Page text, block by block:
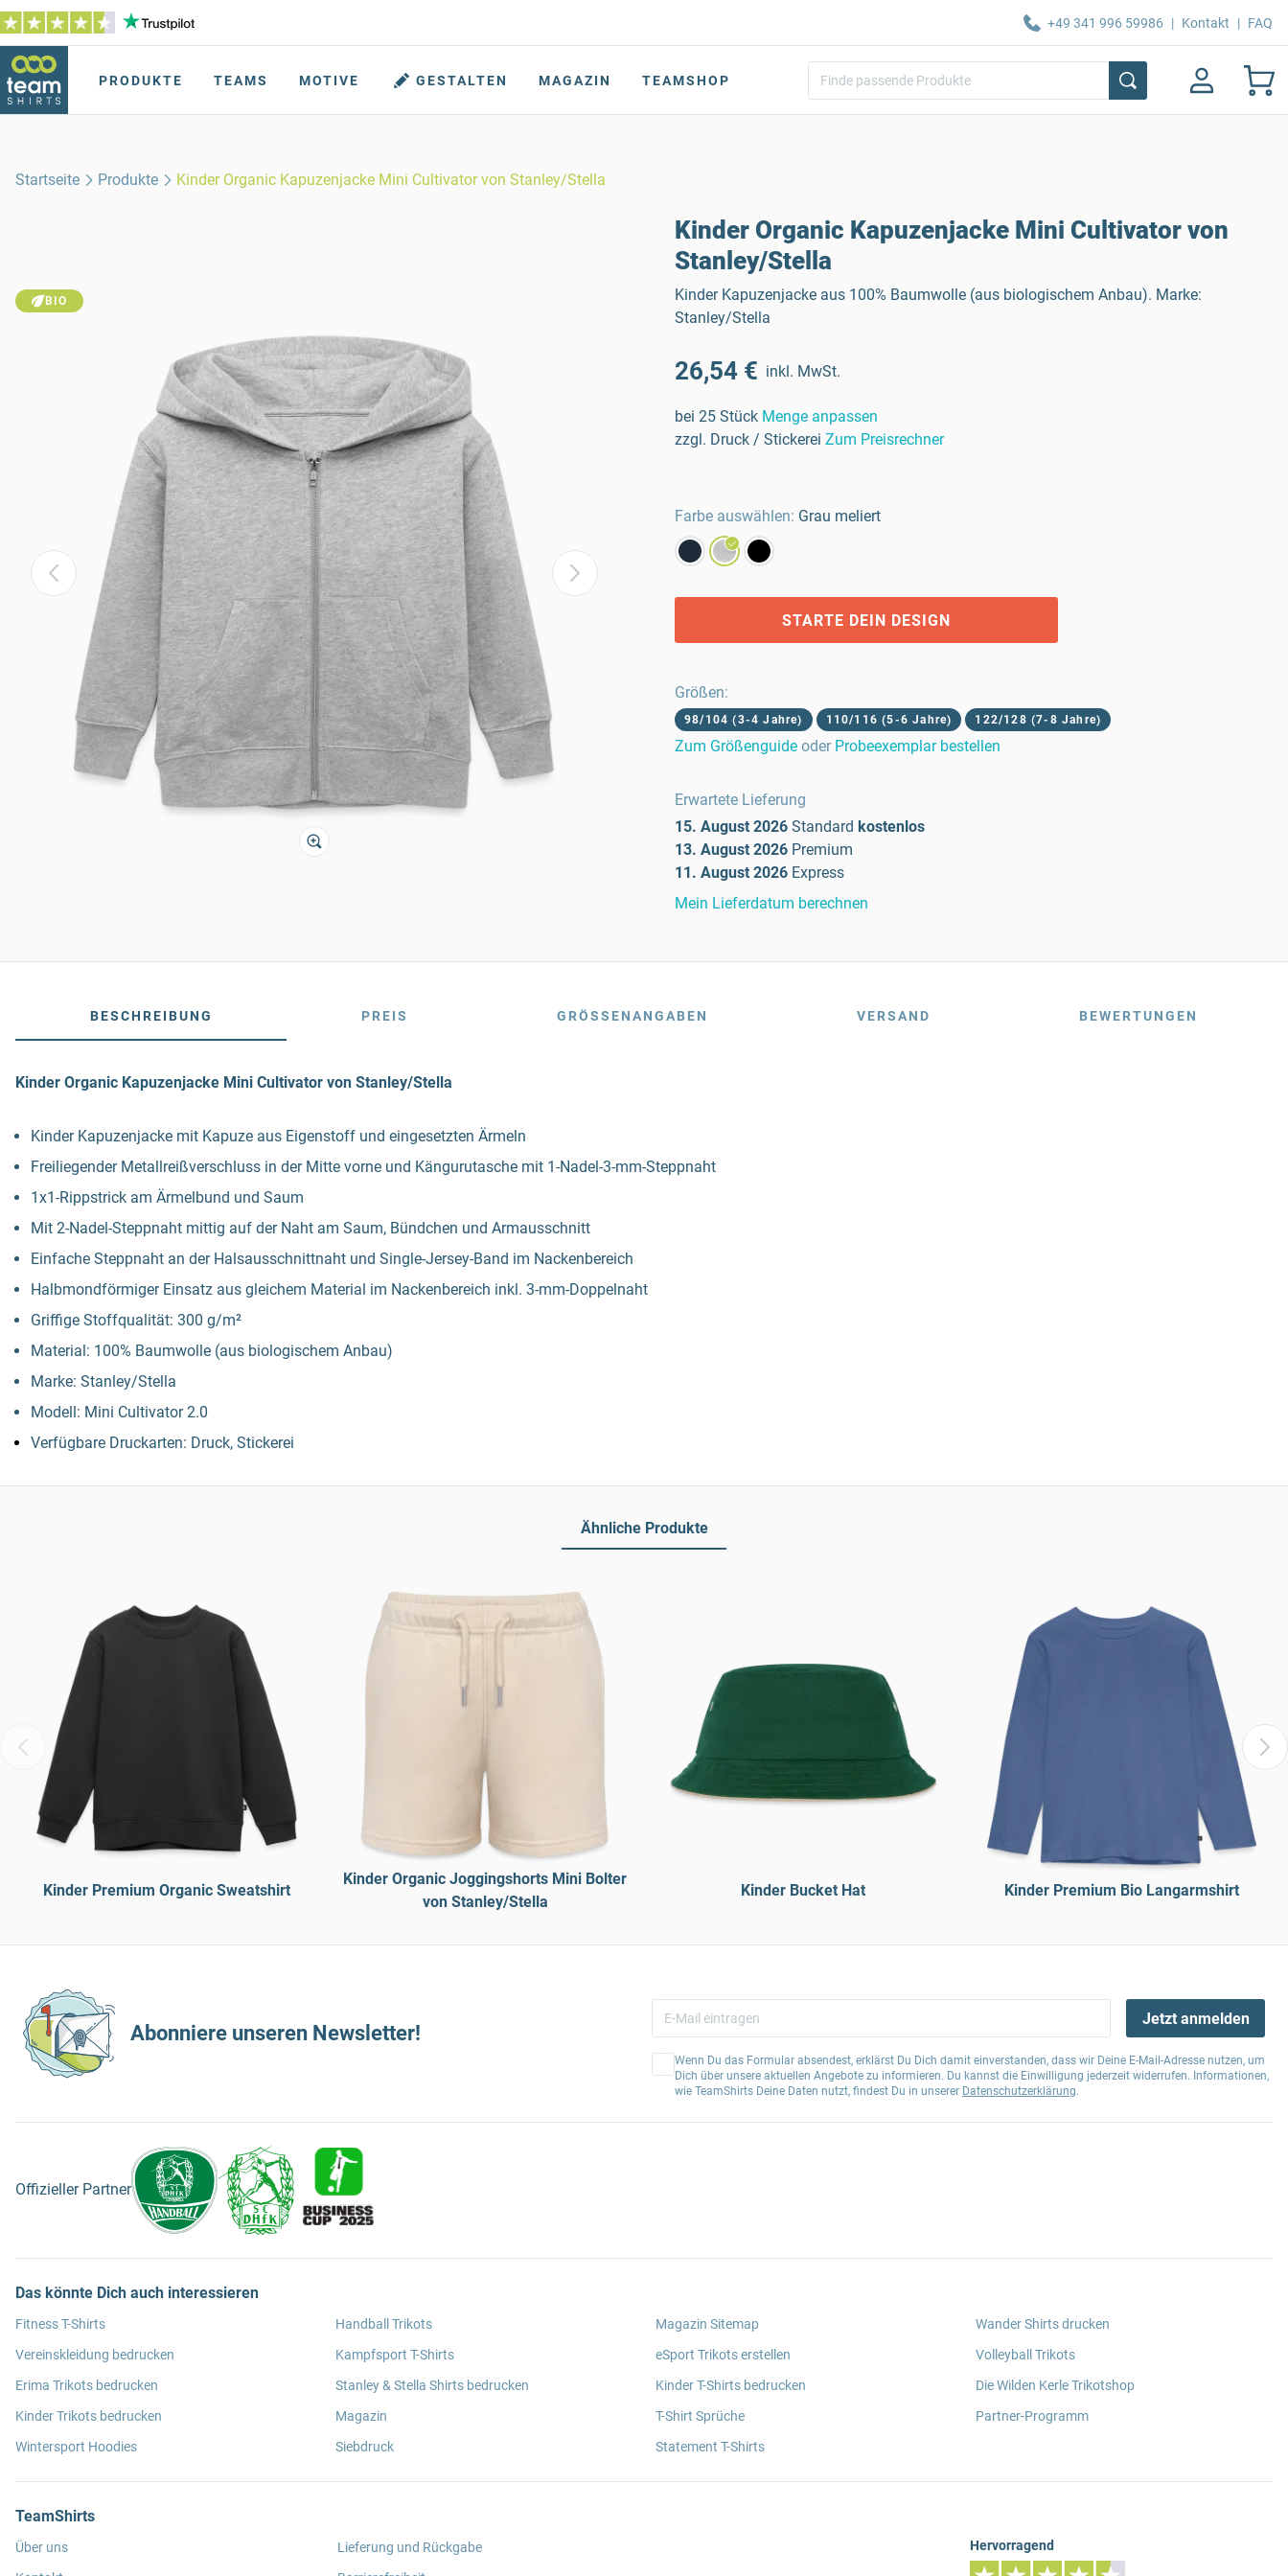
+49 341 996 59986 | Kontakt | FAQ
PRODUKTE TEAMS MOTIVE GESTALTEN MAGAZIN TEAMSHOP
Startseite Produkte Kinder Organic Kapuzenjacke Mini Cultivator von Stanley/Stella
BIO
Kinder Organic Kapuzenjacke Mini Cultivator von
Stanley/Stella
Kinder Kapuzenjacke aus 100% Baumwolle (aus biologischem Anbau). Marke:
Stanley/Stella
26,54 € inkl. MwSt.
bei 25 Stück Menge anpassen
zzgl. Druck / Stickerei Zum Preisrechner
Farbe auswählen: Grau meliert
STARTE DEIN DESIGN
Größen:
98/104 (3-4 Jahre) 110/116 (5-6 Jahre) 122/128 (7-8 Jahre)
Zum Größenguide oder Probeexemplar bestellen
Erwartete Lieferung
15. August 2026 Standard kostenlos
13. August 2026 Premium
11. August 2026 Express
Mein Lieferdatum berechnen
BESCHREIBUNG PREIS GRÖSSENANGABEN VERSAND BEWERTUNGEN
Kinder Organic Kapuzenjacke Mini Cultivator von Stanley/Stella
Kinder Kapuzenjacke mit Kapuze aus Eigenstoff und eingesetzten Ärmeln
Freiliegender Metallreißverschluss in der Mitte vorne und Kängurutasche mit 1-Nadel-3-mm-Steppnaht
1x1-Rippstrick am Ärmelbund und Saum
Mit 2-Nadel-Steppnaht mittig auf der Naht am Saum, Bündchen und Armausschnitt
Einfache Steppnaht an der Halsausschnittnaht und Single-Jersey-Band im Nackenbereich
Halbmondförmiger Einsatz aus gleichem Material im Nackenbereich inkl. 3-mm-Doppelnaht
Griffige Stoffqualität: 300 g/m²
Material: 100% Baumwolle (aus biologischem Anbau)
Marke: Stanley/Stella
Modell: Mini Cultivator 2.0
Verfügbare Druckarten: Druck, Stickerei
Ähnliche Produkte
Kinder Premium Organic Sweatshirt
Kinder Organic Joggingshorts Mini Bolter
von Stanley/Stella
Kinder Bucket Hat Kinder Premium Bio Langarmshirt
Abonniere unseren Newsletter!
Jetzt anmelden
Wenn Du das Formular absendest, erklärst Du Dich damit einverstanden, dass wir Deine E-Mail-Adresse nutzen, um
Dich über unsere aktuellen Angebote zu informieren. Du kannst die Einwilligung jederzeit widerrufen. Informationen,
wie TeamShirts Deine Daten nutzt, findest Du in unserer Datenschutzerklärung.
Offizieller Partner
Das könnte Dich auch interessieren
Fitness T-Shirts
Vereinskleidung bedrucken
Erima Trikots bedrucken
Kinder Trikots bedrucken
Wintersport Hoodies
Handball Trikots
Kampfsport T-Shirts
Stanley & Stella Shirts bedrucken
Magazin
Siebdruck
Magazin Sitemap
eSport Trikots erstellen
Kinder T-Shirts bedrucken
T-Shirt Sprüche
Statement T-Shirts
Wander Shirts drucken
Volleyball Trikots
Die Wilden Kerle Trikotshop
Partner-Programm
TeamShirts
Über uns
Lieferung und Rückgabe
Hervorragend